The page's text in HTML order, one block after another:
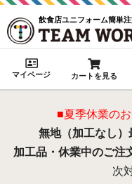
飲食店ユニフォーム簡単
マイページ カートを見る
■夏季休業の
無地（加工なし）
加工品・休業中のご注
次